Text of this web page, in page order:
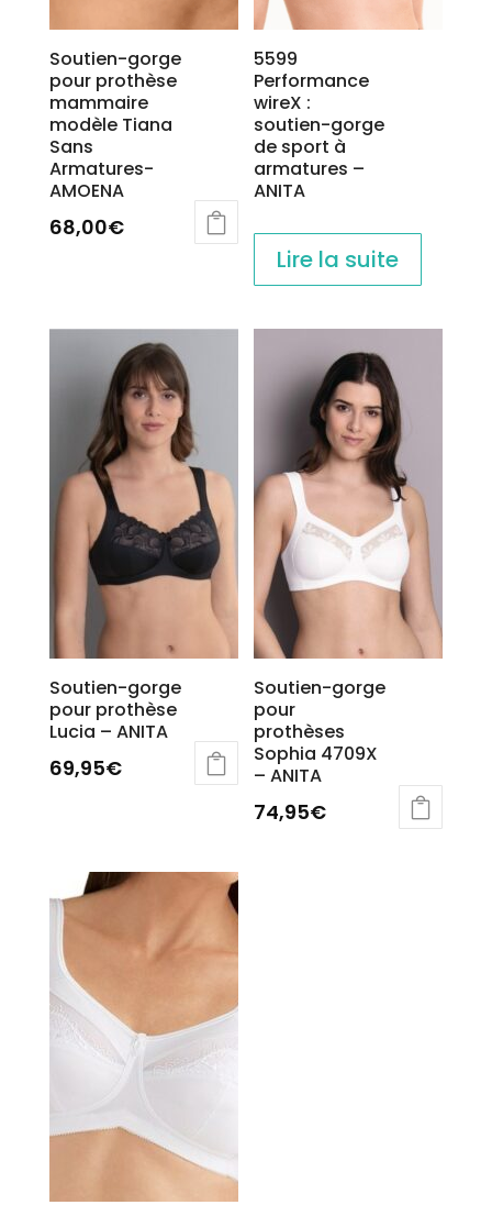
produit
Soutien-gorge
pour prothèse
mammaire
modèle Tiana
Sans
Armatures-
AMOENA
68,00€
5599
Performance
wireX :
soutien-gorge
de sport à
armatures –
ANITA
Lire la suite
Soutien-gorge
pour prothèse
Lucia – ANITA
69,95€
plusieurs
variations.
options
peuvent
être
choisies
sur
produit
Soutien-gorge
pour
prothèses
Sophia 4709X
– ANITA
74,95€